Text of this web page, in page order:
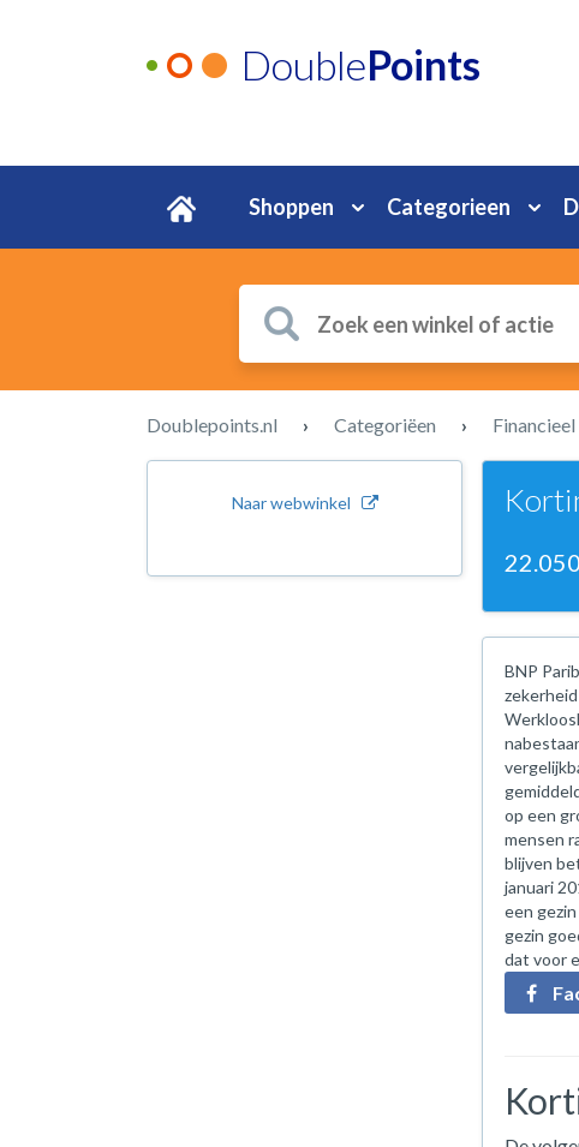
DoublePoints
Shoppen Categorieen
Doublepoints.nl › Categoriëen › Financieel
Naar webwinkel
BNP
op een
mensen
blijven
januari
een
gezin
dat voor